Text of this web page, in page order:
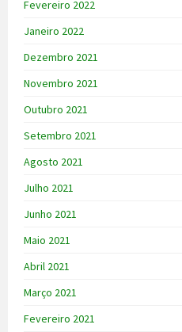
Fevereiro 2022
Janeiro 2022
Dezembro 2021
Novembro 2021
Outubro 2021
Setembro 2021
Agosto 2021
Julho 2021
Junho 2021
Maio 2021
Abril 2021
Março 2021
Fevereiro 2021